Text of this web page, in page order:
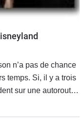
: accident à Disneyland
n’a pas de chance
temps. Si, il y a trois
sur une autoroute